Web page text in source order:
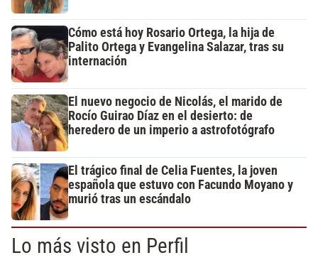
Cómo está hoy Rosario Ortega, la hija de
Palito Ortega y Evangelina Salazar, tras su
internación
El nuevo negocio de Nicolás, el marido de
Rocío Guirao Díaz en el desierto: de
heredero de un imperio a astrofotógrafo
El trágico final de Celia Fuentes, la joven
española que estuvo con Facundo Moyano y
murió tras un escándalo
Lo más visto en Perfil